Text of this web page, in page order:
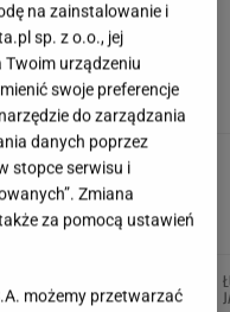
mojego byłego na
Tak wciągają
i już wiadomo. Po
we Włoszech
TRELA
NIEDZIAŁEK
na zainstalowanie i
sp. z o.o., jej
Twoim urządzeniu
swoje preferencje
do zarządzania
danych poprzez
stopce serwisu i
Zmiana
za pomocą ustawień
możemy przetwarzać